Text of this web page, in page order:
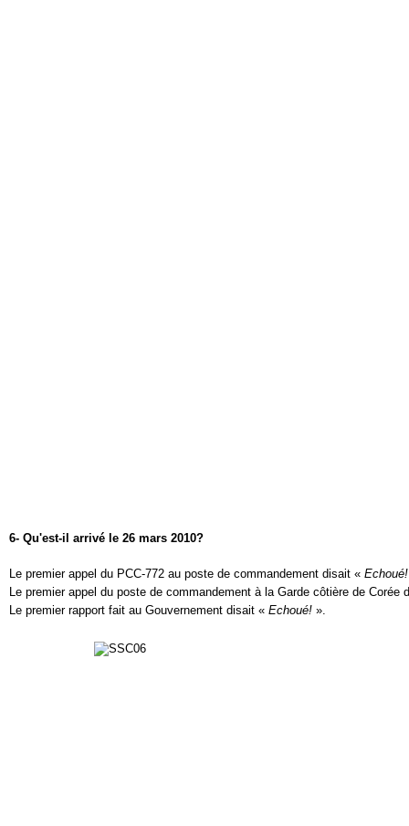
6- Qu'est-il arrivé le 26 mars 2010?
Le premier appel du PCC-772 au poste de commandement disait « Echoué!
Le premier appel du poste de commandement à la Garde côtière de Corée
Le premier rapport fait au Gouvernement disait « Echoué! ».